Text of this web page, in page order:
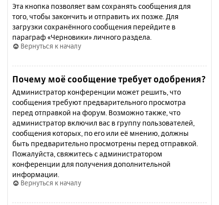
Эта кнопка позволяет вам сохранять сообщения для
того, чтобы закончить и отправить их позже. Для
загрузки сохранённого сообщения перейдите в
параграф «Черновики» личного раздела.
Вернуться к началу
Почему моё сообщение требует одобрения?
Администратор конференции может решить, что
сообщения требуют предварительного просмотра
перед отправкой на форум. Возможно также, что
администратор включил вас в группу пользователей,
сообщения которых, по его или её мнению, должны
быть предварительно просмотрены перед отправкой.
Пожалуйста, свяжитесь с администратором
конференции для получения дополнительной
информации.
Вернуться к началу